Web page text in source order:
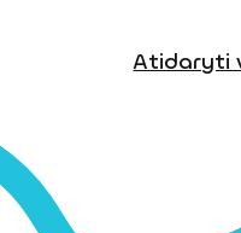
Atidaryti